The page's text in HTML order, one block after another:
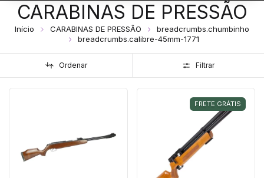
CARABINAS DE PRESSÃO
Início CARABINAS DE PRESSÃO
breadcrumbs.chumbinho
breadcrumbs.calibre-45mm-1771
Ordenar Filtrar
FRETE GRÁTIS